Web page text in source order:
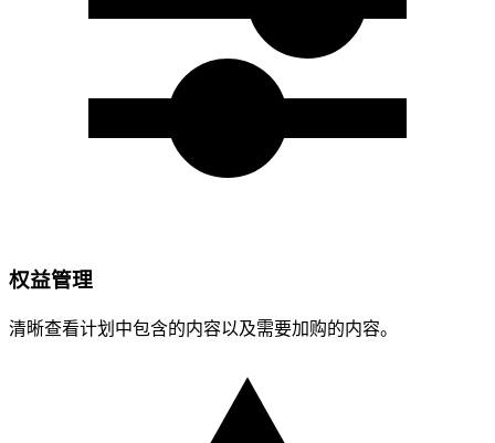
权益管理
清晰查看计划中包含的内容以及需要加购的内容。